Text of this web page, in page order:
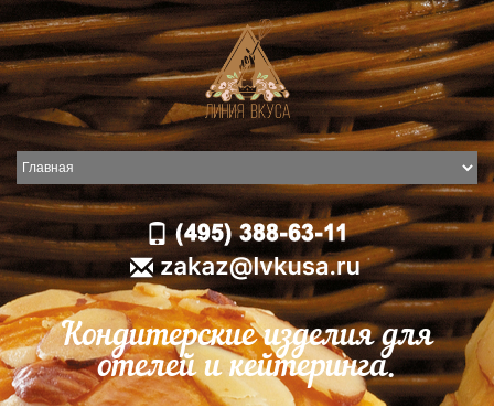
Кондитерские изделия для
отелей и кейтеринга.